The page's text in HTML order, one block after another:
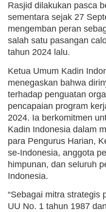
Rasjid dilakukan pasca
sementara sejak 27
mengemban peran
salah satu pasangan
tahun 2024 lalu.
Ketua Umum Kadin
menegaskan bahwa
terhadap penguatan
pencapaian program
2024. Ia berkomitmen
Kadin Indonesia dalam
para Pengurus Harian,
se-Indonesia, anggota
himpunan, dan seluruh
Indonesia.
“Sebagai mitra strategis
UU No. 1 tahun 1987